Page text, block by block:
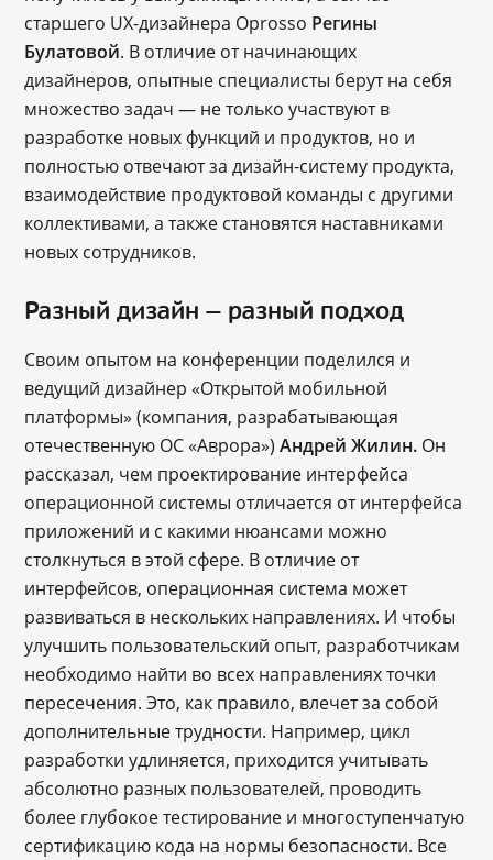
старшего UX-дизайнера Oprosso Регины
Булатовой. В отличие от начинающих
дизайнеров, опытные специалисты берут на себя
множество задач — не только участвуют в
разработке новых функций и продуктов, но и
полностью отвечают за дизайн-систему продукта,
взаимодействие продуктовой команды с другими
коллективами, а также становятся наставниками
новых сотрудников.
Разный дизайн — разный подход
Своим опытом на конференции поделился и
ведущий дизайнер «Открытой мобильной
платформы» (компания, разрабатывающая
отечественную ОС «Аврора»)Андрей Жилин. Он
рассказал, чем проектирование интерфейса
операционной системы отличается от интерфейса
приложений и с какими нюансами можно
столкнуться в этой сфере. В отличие от
интерфейсов, операционная система может
развиваться в нескольких направлениях. И чтобы
улучшить пользовательский опыт, разработчикам
необходимо найти во всех направлениях точки
пересечения. Это, как правило, влечет за собой
дополнительные трудности. Например, цикл
разработки удлиняется, приходится учитывать
абсолютно разных пользователей, проводить
более глубокое тестирование и многоступенчатую
сертификацию кода на нормы безопасности. Все